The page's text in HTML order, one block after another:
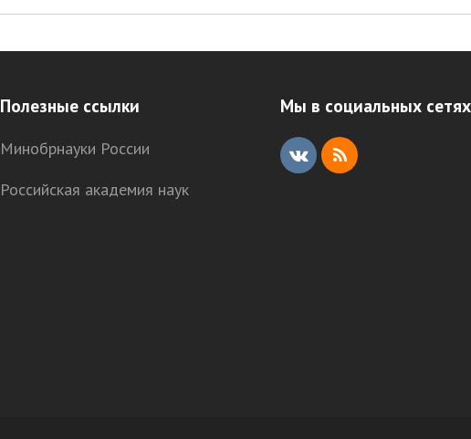
Полезные ссылки
Минобрнауки России
Российская академия наук
Мы в социальных сетях
V
R